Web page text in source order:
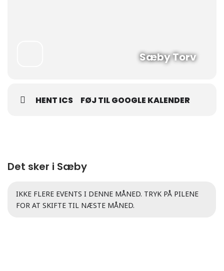
Sæby Torv
HENT ICS FØJ TIL GOOGLE KALENDER
Det sker i Sæby
IKKE FLERE EVENTS I DENNE MÅNED. TRYK PÅ PILENE
FOR AT SKIFTE TIL NÆSTE MÅNED.